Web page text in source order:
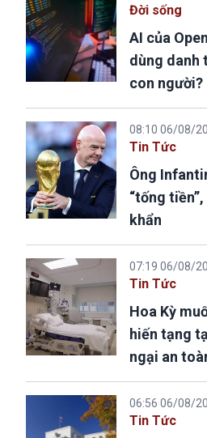
Đời sống
AI của
dùng danh
con người?
08:10 06/08/
Tin Tức
Ông
“tống
khẩn
07:19 06/08/
Tin Tức
Hoa Kỳ
hiến tạng
ngại an
06:56 06/08/
Tin Tức